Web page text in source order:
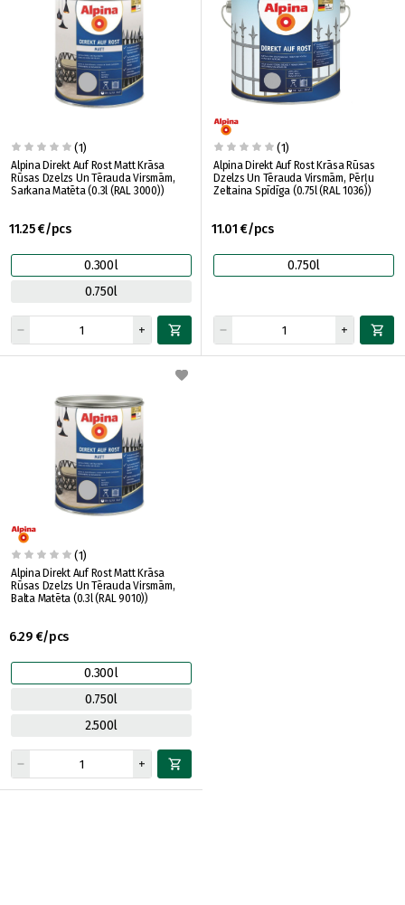
(1)
Alpina Direkt Auf Rost Matt Krāsa
Rūsas Dzelzs Un Tērauda Virsmām,
Sarkana Matēta (0.3l (RAL 3000))
11.25 €/pcs
0.300l
0.750l
(1)
Alpina Direkt Auf Rost Krāsa Rūsas
Dzelzs Un Tērauda Virsmām, Pērļu
Zeltaina Spīdīga (0.75l (RAL 1036))
11.01 €/pcs
0.750l
(1)
Alpina Direkt Auf Rost Matt Krāsa
Rūsas Dzelzs Un Tērauda Virsmām,
Balta Matēta (0.3l (RAL 9010))
6.29 €/pcs
0.300l
0.750l
2.500l